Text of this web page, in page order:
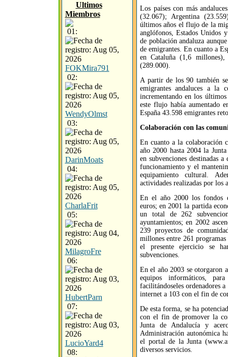
Ultimos
Miembros
01:
FOKMira791
02:
WendyOlmst
03:
DarinMoats
04:
CharlaFrit
05:
MilagroFre
06:
HubertParn
07:
LucioYard4
08:
Los países con más
(32.067); Argentina
últimos años el flujo de la
anglófonos, Estados Unidos
de población andaluza
de emigrantes. En cuanto a
en Cataluña (1,6
(289.000).
A partir de los 90 también
emigrantes andaluces a la
incrementando en los
este flujo había aumentado
España 43.598 emigrantes
Colaboración con las
En cuanto a la colaboración
año 2000 hasta 2004 la
en subvenciones destinadas
funcionamiento y el
equipamiento cultural.
actividades realizadas por los
En el año 2000 los fondos
euros; en 2001 la partida
un total de 262
ayuntamientos; en 2002
239 proyectos de
millones entre 261
el presente ejercicio se
subvenciones.
En el año 2003 se otorgaron
equipos informáticos,
facilitándoseles ordenadores
internet a 103 con el fin de
De esta forma, se ha
con el fin de promover la
Junta de Andalucía y
Administración autonómica
el portal de la Junta
diversos servicios.